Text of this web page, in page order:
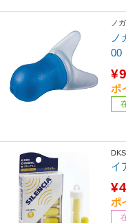
ノ
ノ
00
ポ
イ
ポ